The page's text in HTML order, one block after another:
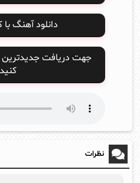
دانلود آهنگ با
جهت دریافت جدیدترین
کنید
نظرات